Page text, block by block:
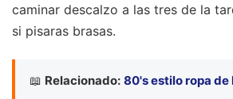
caminar descalzo a las tres de la
si pisaras brasas.
📖 Relacionado: 80's estilo ropa